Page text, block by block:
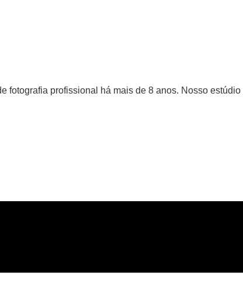
fotografia profissional há mais de 8 anos. Nosso